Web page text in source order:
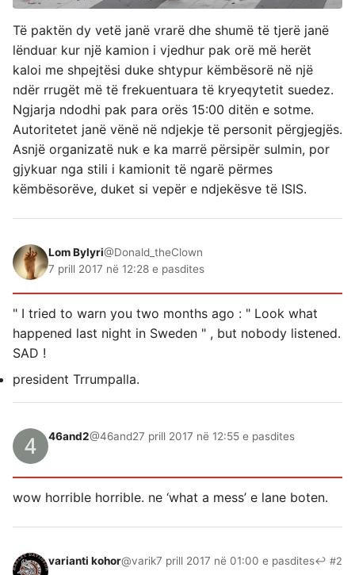
Të paktën dy vetë janë vrarë dhe shumë të tjerë janë
lënduar kur një kamion i vjedhur pak orë më herët
kaloi me shpejtësi duke shtypur këmbësorë në një
ndër rrugët më të frekuentuara të kryeqytetit suedez.
Ngjarja ndodhi pak para orës 15:00 ditën e sotme.
Autoritetet janë vënë në ndjekje të personit përgjegjës.
Asnjë organizatë nuk e ka marrë përsipër sulmin, por
gjykuar nga stili i kamionit të ngarë përmes
këmbësorëve, duket si vepër e ndjekësve të ISIS.
Lom Bylyri@Donald_theClown
7 prill 2017 në 12:28 e pasdites
" I tried to warn you two months ago : " Look what
happened last night in Sweden " , but nobody listened.
SAD !
president Trrumpalla.
46and2@46and27 prill 2017 në 12:55 e pasdites
wow horrible horrible. ne ‘what a mess’ e lane boten.
varianti kohor@varik7 prill 2017 në 01:00 e pasdites↩ #2